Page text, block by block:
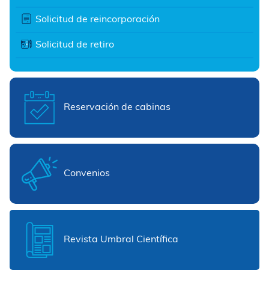
Solicitud de reincorporación
Solicitud de retiro
Reservación de cabinas
Convenios
Revista Umbral Científica